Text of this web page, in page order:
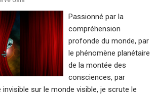
Passionné par la
compréhension
profonde du monde, par
le phénomène planétaire
de la montée des
consciences, par
invisible sur le monde visible, je scrute le